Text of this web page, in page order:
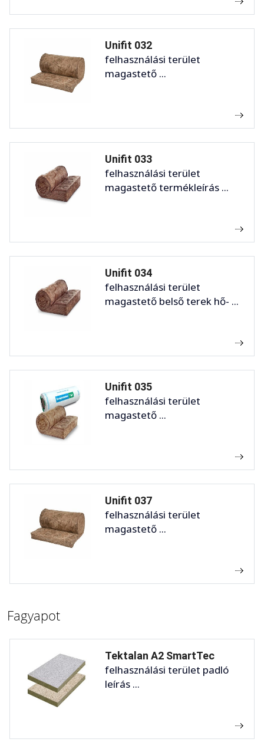
Unifit 032
felhasználási terület
magastető ...
Unifit 033
felhasználási terület
magastető termékleírás ...
Unifit 034
felhasználási terület
magastető belső terek hő- ...
Unifit 035
felhasználási terület
magastető ...
Unifit 037
felhasználási terület
magastető ...
Fagyapot
Tektalan A2 SmartTec
felhasználási terület padló
leírás ...